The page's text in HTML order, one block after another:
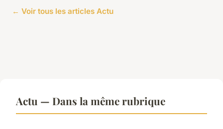
← Voir tous les articles Actu
Actu — Dans la même rubrique